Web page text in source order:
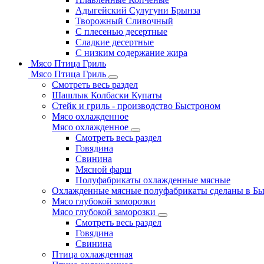
Адыгейский Сулугуни Брынза
Творожный Сливочный
С плесенью десертные
Сладкие десертные
С низким содержание жира
Мясо Птица Гриль
Мясо Птица Гриль
Смотреть весь раздел
Шашлык Колбаски Купаты
Стейк и гриль - производство Быстроном
Мясо охлажденное
Мясо охлажденное
Смотреть весь раздел
Говядина
Свинина
Мясной фарш
Полуфабрикаты охлажденные мясные
Охлажденные мясные полуфабрикаты сделаны в
Мясо глубокой заморозки
Мясо глубокой заморозки
Смотреть весь раздел
Говядина
Свинина
Птица охлажденная